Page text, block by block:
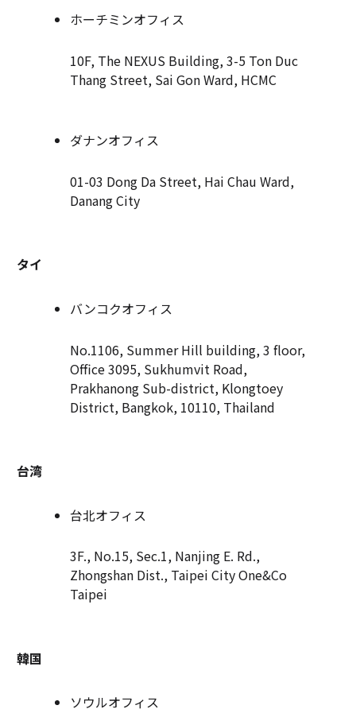
ホーチミンオフィス
10F, The NEXUS Building, 3-5 Ton Duc
Thang Street, Sai Gon Ward, HCMC
ダナンオフィス
01-03 Dong Da Street, Hai Chau Ward,
Danang City
タイ
バンコクオフィス
No.1106, Summer Hill building, 3 floor,
Office 3095, Sukhumvit Road,
Prakhanong Sub-district, Klongtoey
District, Bangkok, 10110, Thailand
台湾
台北オフィス
3F., No.15, Sec.1, Nanjing E. Rd.,
Zhongshan Dist., Taipei City One&Co
Taipei
韓国
ソウルオフィス